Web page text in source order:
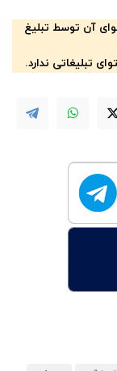
آن توسط تبلیغ
تبلیغاتی ندارد.